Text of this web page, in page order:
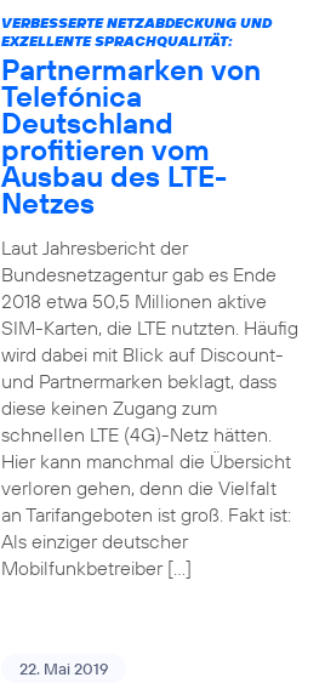
VERBESSERTE NETZABDECKUNG UND
EXZELLENTE SPRACHQUALITÄT:
Partnermarken von
Telefónica
Deutschland
profitieren vom
Ausbau des LTE-
Netzes
Laut Jahresbericht der
Bundesnetzagentur gab es Ende
2018 etwa 50,5 Millionen aktive
SIM-Karten, die LTE nutzten. Häufig
wird dabei mit Blick auf Discount-
und Partnermarken beklagt, dass
diese keinen Zugang zum
schnellen LTE (4G)-Netz hätten.
Hier kann manchmal die Übersicht
verloren gehen, denn die Vielfalt
an Tarifangeboten ist groß. Fakt ist:
Als einziger deutscher
Mobilfunkbetreiber […]
22. Mai 2019